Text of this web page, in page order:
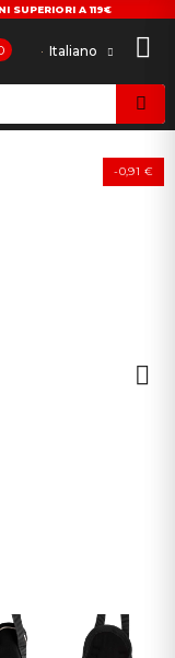
SUPERIORI A 119€
Italiano
-0,91 €